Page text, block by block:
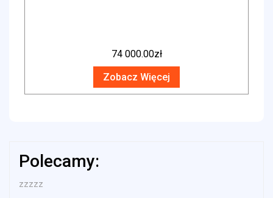
74 000.00zł
Zobacz Więcej
Polecamy:
zzzzz